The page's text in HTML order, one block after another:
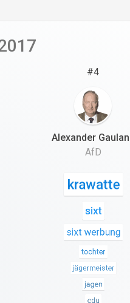
#4
Alexander
AfD
krawatte
sixt
sixt werbung
tochter
cdu
jägermeister
jagen